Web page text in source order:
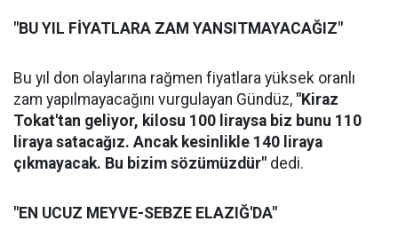
"BU YIL FİYATLARA ZAM YANSITMAYACAĞIZ"
Bu yıl don olaylarına rağmen fiyatlara yüksek oranlı
zam yapılmayacağını vurgulayan Gündüz, "Kiraz
Tokat'tan geliyor, kilosu 100 liraysa biz bunu 110
liraya satacağız. Ancak kesinlikle 140 liraya
çıkmayacak. Bu bizim sözümüzdür" dedi.
"EN UCUZ MEYVE-SEBZE ELAZIĞ'DA"